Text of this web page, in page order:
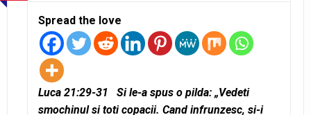
Spread the love
Luca 21:29-31 Si le-a spus o pilda: „Vedeti
smochinul si toti copacii. Cand infrunzesc, si-i